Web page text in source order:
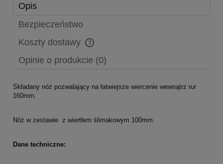
Opis
Bezpieczeństwo
Koszty dostawy
Cena nie zawiera ewentualnych kosztów płatności
Opinie o produkcie (0)
Składany nóż pozwalający na łatwiejsze wiercenie wewnątrz rur
160mm.
Nóż w zestawie z wiertłem ślimakowym 100mm.
Dane techniczne: